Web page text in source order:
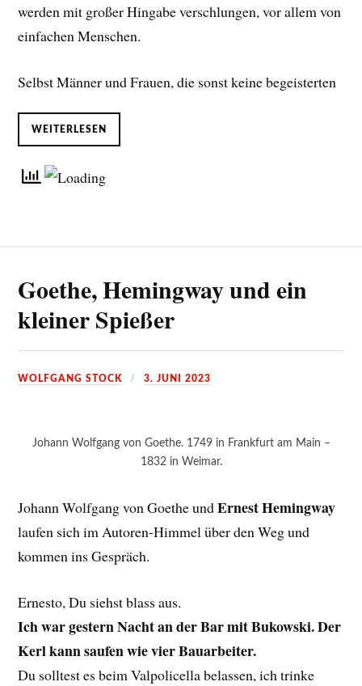
werden mit großer Hingabe verschlungen, vor allem von
einfachen Menschen.
Selbst Männer und Frauen, die sonst keine begeisterten
WEITERLESEN
Goethe, Hemingway und ein
kleiner Spießer
WOLFGANG STOCK 3. JUNI 2023
Johann Wolfgang von Goethe. 1749 in Frankfurt am Main –
1832 in Weimar.
Johann Wolfgang von Goethe undErnest Hemingway
laufen sich im Autoren-Himmel über den Weg und
kommen ins Gespräch.
Ernesto, Du siehst blass aus.
Ich war gestern Nacht an der Bar mit Bukowski. Der
Kerl kann saufen wie vier Bauarbeiter.
Du solltest es beim Valpolicella belassen, ich trinke